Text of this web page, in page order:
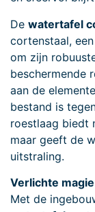
De watertafel
cortenstaal,
om zijn
beschermende
aan de
bestand is
roestlaag biedt
maar geeft de
uitstraling.
Verlichte
Met de